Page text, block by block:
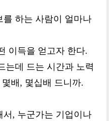
하는 사람이 얼마나
이득을 얻고자 한다.
는데 드는 시간과 노력
배, 몇십배 드니까.
, 누군가는 기업이나